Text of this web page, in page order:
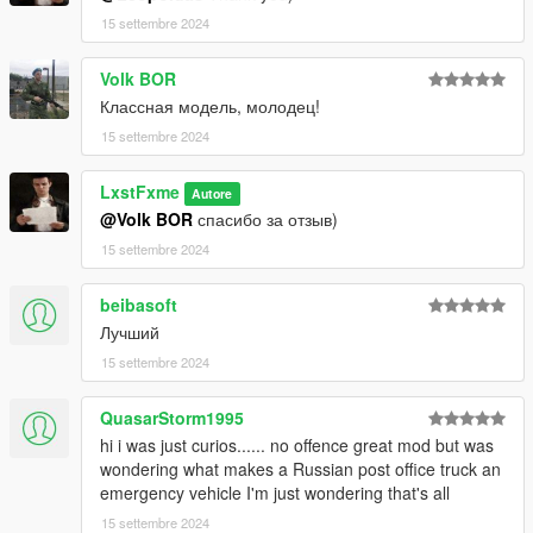
15 settembre 2024
Volk BOR
Классная модель, молодец!
15 settembre 2024
LxstFxme Autore
@Volk BOR спасибо за отзыв)
15 settembre 2024
beibasoft
Лучший
15 settembre 2024
QuasarStorm1995
hi i was just curios...... no offence great mod but was
wondering what makes a Russian post office truck an
emergency vehicle I'm just wondering that's all
15 settembre 2024